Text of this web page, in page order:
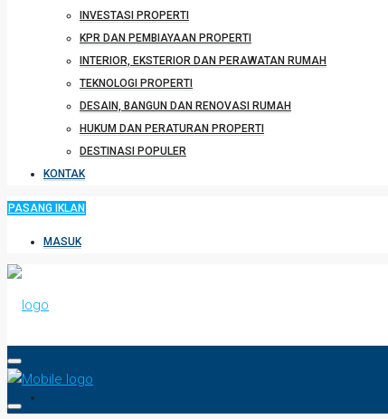
INVESTASI PROPERTI
KPR DAN PEMBIAYAAN PROPERTI
INTERIOR, EKSTERIOR DAN PERAWATAN RUMAH
TEKNOLOGI PROPERTI
DESAIN, BANGUN DAN RENOVASI RUMAH
HUKUM DAN PERATURAN PROPERTI
DESTINASI POPULER
KONTAK
PASANG IKLAN
MASUK